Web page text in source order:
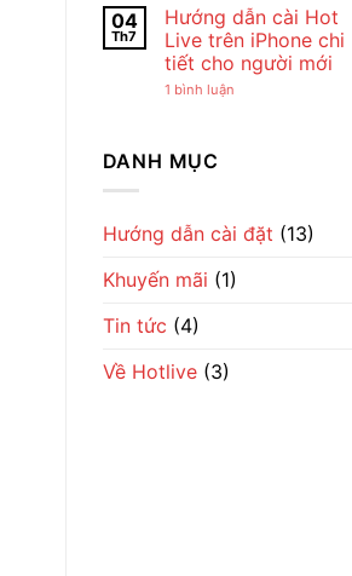
Hot
Live
an
toàn,
không
mất
nhật
Hot
Live
lên
phiên
04
Th7
Hướng dẫn cài Hot
Live trên iPhone chi
tiết cho người mới
1 bình luậnở
tiết
cho
mới
DANH MỤC
Hướng dẫn cài đặt (13)
Khuyến mãi (1)
Tin tức (4)
Về Hotlive(3)